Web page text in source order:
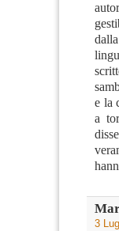
e la
a
3